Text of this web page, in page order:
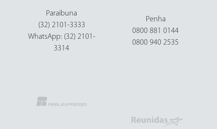
Paraibuna
(32) 2101-3333
WhatsApp: (32) 2101-
3314
Penha
0800 881 0144
0800 940 2535